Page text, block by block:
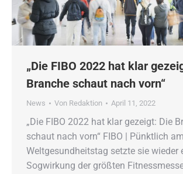
„Die FIBO 2022 hat klar
Branche schaut nach vorn“
News Von Redaktion April 11, 2022
„Die FIBO 2022 hat klar gezeigt: Die
schaut nach vorn“ FIBO | Pünktlich am
Weltgesundheitstag setzte sie wieder
Sogwirkung der größten